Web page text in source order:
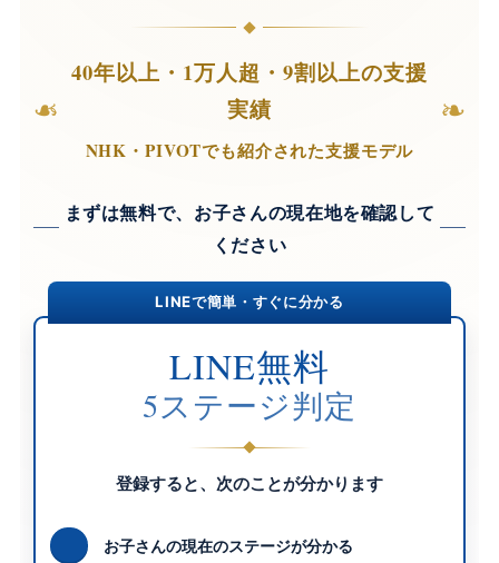
❧
40年以上・1万人超・9割以上の支援
実績
NHK・PIVOTでも紹介された支援モデル
❧
まずは無料で、お子さんの現在地を確認して
ください
LINEで簡単・すぐに分かる
LINE無料
5ステージ判定
登録すると、次のことが分かります
お子さんの現在のステージが分かる